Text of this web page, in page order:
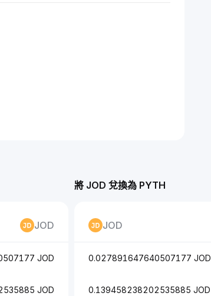
JOD
JOD
JOD
將 JOD 兌換為 PYTH
JOD
0.027891647640507177 JOD
0.139458238202535885 JOD